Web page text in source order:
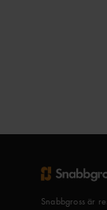
Snabbgross är